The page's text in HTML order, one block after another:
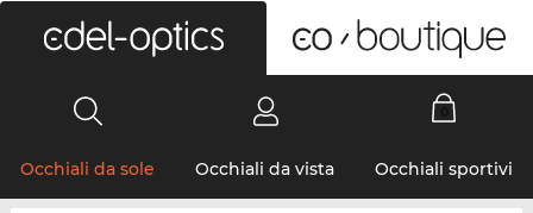
Occhiali da sole Occhiali da vista Occhiali sportivi